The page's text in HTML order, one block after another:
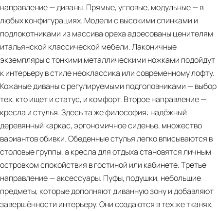
направление — диваны. Прямые, угловые, модульные — в
любых конфигурациях. Модели с высокими спинками и
подлокотниками из массива ореха адресованы ценителям
итальянской классической мебели. Лаконичные
экземпляры с тонкими металлическими ножками подойдут
к интерьеру в стиле неоклассика или современному лофту.
Кожаные диваны с регулируемыми подголовниками — выбор
тех, кто ищет и статус, и комфорт. Второе направление —
кресла и стулья. Здесь та же философия: надёжный
деревянный каркас, эргономичное сиденье, множество
вариантов обивки. Обеденные стулья легко вписываются в
столовые группы, а кресла для отдыха становятся личным
островком спокойствия в гостиной или кабинете. Третье
направление — аксессуары. Пуфы, подушки, небольшие
предметы, которые дополняют диванную зону и добавляют
завершённости интерьеру. Они создаются в тех же тканях,